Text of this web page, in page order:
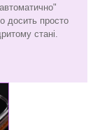
досить просто
стані.